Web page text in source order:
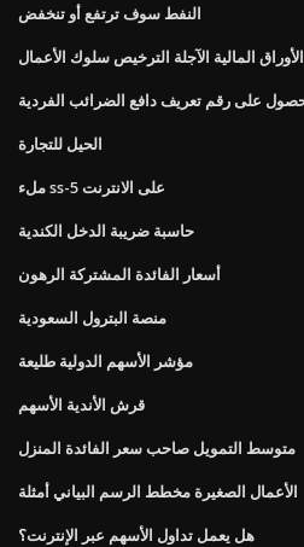
النفط سوف ترتفع أو تنخفض
الأوراق المالية الآجلة الترخيص سلوك الأعمال
الحيل للتجارة
ملء ss-5 على الانترنت
حاسبة ضريبة الدخل الكندية
أسعار الفائدة المشتركة الرهون
منصة البترول السعودية
مؤشر الأسهم الدولية طليعة
قرش الأندية الأسهم
متوسط ​​التمويل صاحب سعر الفائدة المنزل
الأعمال الصغيرة مخطط الرسم البياني أمثلة
هل يعمل تداول الأسهم عبر الإنترنت؟